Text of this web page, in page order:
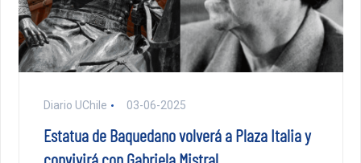
Diario UChile 03-06-2025
Estatua de Baquedano volverá a Plaza Italia y
convivirá con Gabriela Mistral